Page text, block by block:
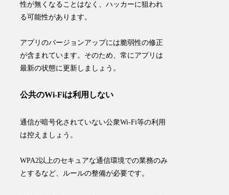
性が無くなることはなく、ハッカーに狙われ
る可能性があります。
アプリのバージョンアップには脆弱性の修正
が含まれています。そのため、常にアプリは
最新の状態に更新しましょう。
公共のWi-Fiは利用しない
通信が暗号化されていない公衆Wi-Fi等の利用
は控えましょう。
WPA2以上のセキュアな通信環境での業務のみ
とするなど、ルールの整備が必要です。